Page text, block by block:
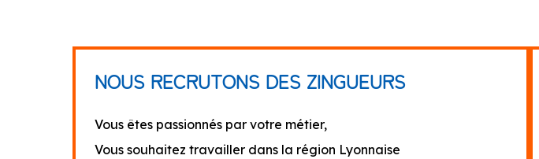
NOUS RECRUTONS DES ZINGUEURS
Vous êtes passionnés par votre métier,
Vous souhaitez travailler dans la région Lyonnaise